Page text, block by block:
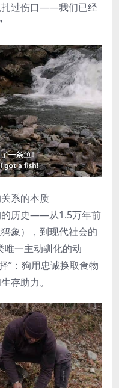
扎过伤口——我们已经
系的本质
的历史——从1.5万年前
象），到现代社会的
唯一主动驯化的动
”：狗用忠诚换取食物
存助力。